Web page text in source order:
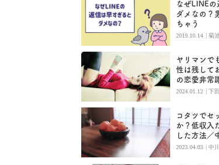
なぜLINEの
ダメなの？
ちゃう
2019.10.14 | 菊
ヤリマンで
性は残して
の恋愛非常
2024.01.12 | 下
コタツでセ
か？低収入
した方法／
2023.04.03 | 中